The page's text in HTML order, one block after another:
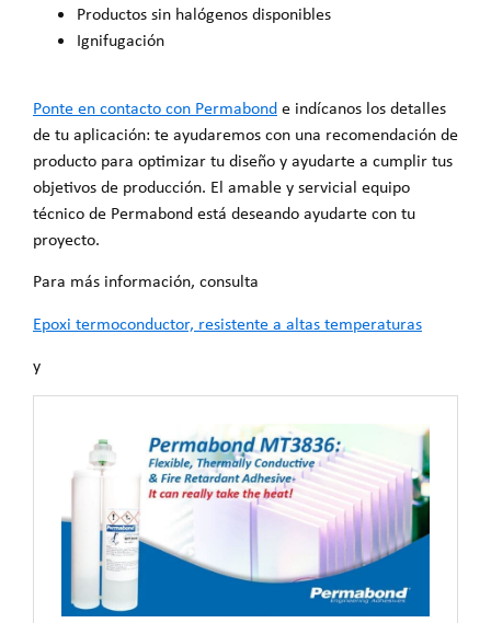
Productos sin halógenos disponibles
Ignifugación
Ponte en contacto con Permabonde indícanos los detalles
de tu aplicación: te ayudaremos con una recomendación de
producto para optimizar tu diseño y ayudarte a cumplir tus
objetivos de producción. El amable y servicial equipo
técnico de Permabond está deseando ayudarte con tu
proyecto.
Para más información, consulta
Epoxi termoconductor, resistente a altas temperaturas
y